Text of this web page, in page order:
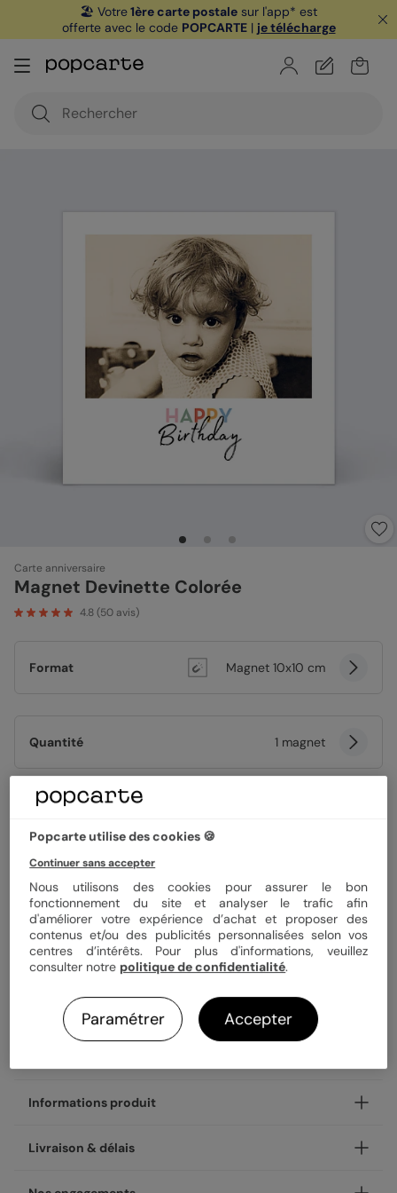
🏖️ Votre1ère carte postale sur l'app* est
offerte avec le code POPCARTE| je télécharge
Carte anniversaire
Magnet Devinette Colorée
4.8(50 avis)
Format Magnet 10x10 cm
Quantité 1 magnet
Enveloppe blanche offerte
Fabrication française
Personnaliser
Livraison gratuite avec Popcarte+
Payez en 3 fois sans frais
Informations produit
Et si votre anniversaire adulte restait affiché bien plus
Livraison & délais
Popcarte utilise des cookies 🍪
Continuer sans accepter
Nous utilisons des cookies pour assurer le bon
fonctionnement du site et analyser le trafic afin
d'améliorer votre expérience d’achat et proposer des
contenus et/ou des publicités personnalisées selon vos
centres d’intérêts. Pour plus d'informations, veuillez
consulter notre politique de confidentialité.
Paramétrer Accepter